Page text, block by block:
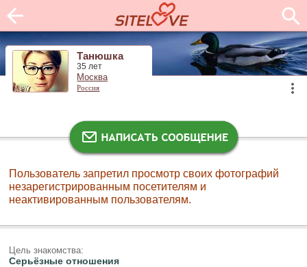
Танюшка
35 лет
Москва
Россия
Пользователь запретил просмотр своих фотографий
незарегистрированным посетителям и
неактивированным пользователям.
Цель знакомства:
Серьёзные отношения